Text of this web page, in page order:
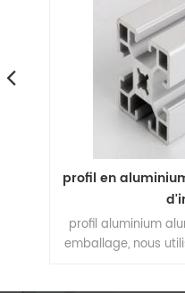
profil en
profil aluminium
emballage, nous